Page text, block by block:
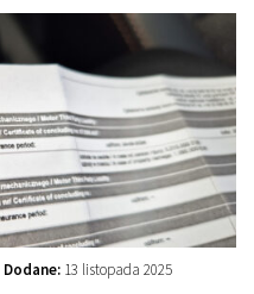
Dodane: 13 listopada 2025